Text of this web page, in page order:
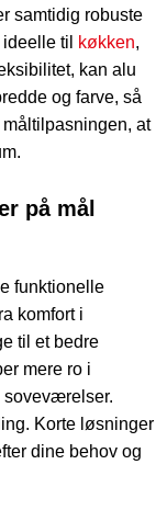
samtidig robuste
til
køkken,
kan alu
og farve, så
at
på mål
funktionelle
komfort i
til et bedre
mere ro i
soveværelser.
Korte løsninger
dine behov og